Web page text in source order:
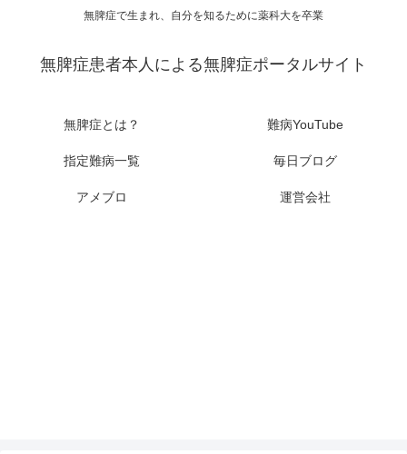
無脾症で生まれ、自分を知るために薬科大を卒業
無脾症患者本人による無脾症ポータルサイト
無脾症とは？ 難病YouTube
指定難病一覧 毎日ブログ
アメブロ 運営会社